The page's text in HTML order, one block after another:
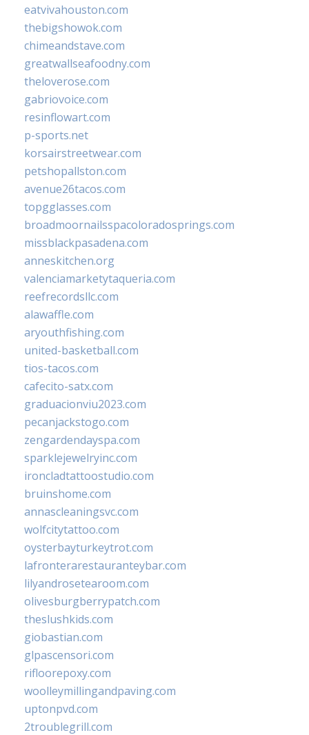
eatvivahouston.com
thebigshowok.com
chimeandstave.com
greatwallseafoodny.com
theloverose.com
gabriovoice.com
resinflowart.com
p-sports.net
korsairstreetwear.com
petshopallston.com
avenue26tacos.com
topgglasses.com
broadmoornailsspacoloradosprings.com
missblackpasadena.com
anneskitchen.org
valenciamarketytaqueria.com
reefrecordsllc.com
alawaffle.com
aryouthfishing.com
united-basketball.com
tios-tacos.com
cafecito-satx.com
graduacionviu2023.com
pecanjackstogo.com
zengardendayspa.com
sparklejewelryinc.com
ironcladtattoostudio.com
bruinshome.com
annascleaningsvc.com
wolfcitytattoo.com
oysterbayturkeytrot.com
lafronterarestauranteybar.com
lilyandrosetearoom.com
olivesburgberrypatch.com
theslushkids.com
giobastian.com
glpascensori.com
rifloorepoxy.com
woolleymillingandpaving.com
uptonpvd.com
2troublegrill.com